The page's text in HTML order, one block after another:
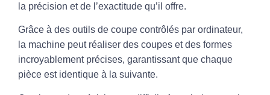
la précision et de l’exactitude qu’il offre.
Grâce à des outils de coupe contrôlés par ordinateur,
la machine peut réaliser des coupes et des formes
incroyablement précises, garantissant que chaque
pièce est identique à la suivante.